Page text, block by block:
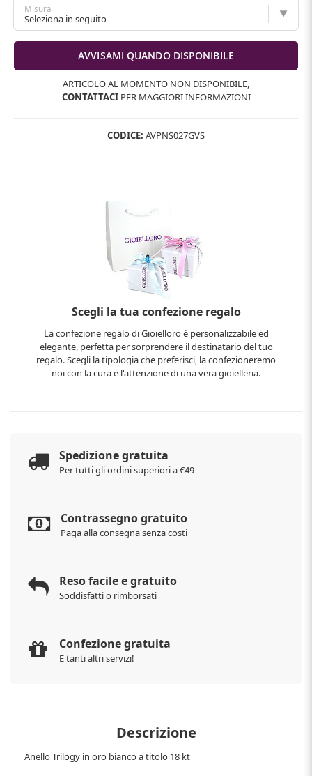
Misura
ARTICOLO AL MOMENTO NON DISPONIBILE,
CONTATTACIPER MAGGIORI INFORMAZIONI
CODICE: AVPNS027GVS
Scegli la tua confezione regalo
La confezione regalo di Gioielloro è personalizzabile ed
elegante, perfetta per sorprendere il destinatario del tuo
regalo. Scegli la tipologia che preferisci, la confezioneremo
noi con la cura e l'attenzione di una vera gioielleria.
Spedizione gratuita
Per tutti gli ordini superiori a €49
Contrassegno gratuito
Paga alla consegna senza costi
Reso facile e gratuito
Soddisfatti o rimborsati
Confezione gratuita
E tanti altri servizi!
Descrizione
Anello Trilogy in oro bianco a titolo 18 kt